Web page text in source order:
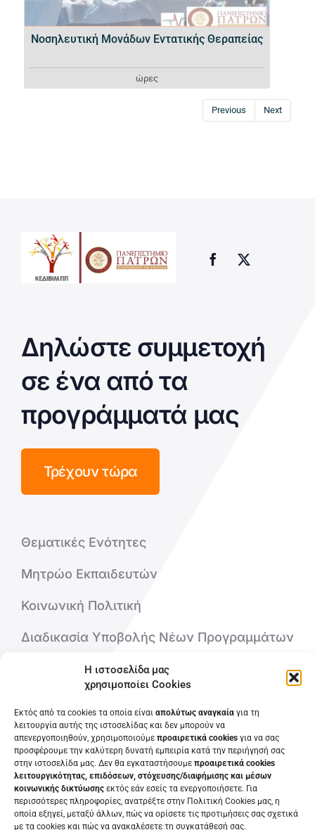
Η ιστοσελίδα μας
χρησιμοποίει Cookies
Εκτός από τα cookies τα οποία είναι απολύτως αναγκαία για τη
λειτουργία αυτής της ιστοσελίδας και δεν μπορούν να
απενεργοποιηθούν, χρησιμοποιούμε προαιρετικά cookies για να σας
προσφέρουμε την καλύτερη δυνατή εμπειρία κατά την περιήγησή σας
στην ιστοσελίδα μας. Δεν θα εγκαταστήσουμε προαιρετικά cookies
λειτουργικότητας, επιδόσεων, στόχευσης/διαφήμισης και μέσων
κοινωνικής δικτύωσης εκτός εάν εσείς τα ενεργοποιήσετε. Για
περισσότερες πληροφορίες, ανατρέξτε στην Πολιτική Cookies μας, η
οποία εξηγεί, μεταξύ άλλων, πώς να ορίσετε τις προτιμήσεις σας σχετικά
με τα cookies και πώς να ανακαλέσετε τη συγκατάθεσή σας.
Νοσηλευτική Μονάδων Εντατικής Θεραπείας
ώρες
Previous Next
Δηλώστε συμμετοχή
σε ένα από τα
προγράμματά μας
Τρέχουν τώρα
Θεματικές Ενότητες
Μητρώο Εκπαιδευτών
Κοινωνική Πολιτική
Διαδικασία Υποβολής Νέων Προγραμμάτων
Ποιοι είμαστε
Επικοινωνήστε μαζί μας
Συχνές Ερωτήσεις